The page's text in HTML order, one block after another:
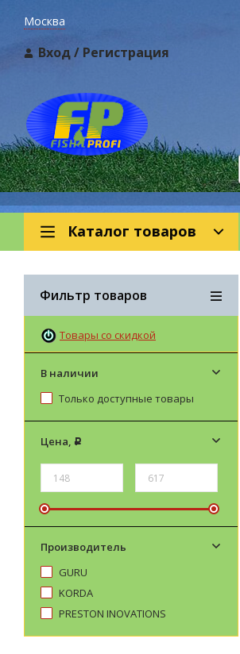
Москва
Вход/ Регистрация
Каталог товаров
Фильтр товаров
Товары со скидкой
В наличии
Только доступные товары
Цена, Р
Производитель
GURU
KORDA
PRESTON INOVATIONS